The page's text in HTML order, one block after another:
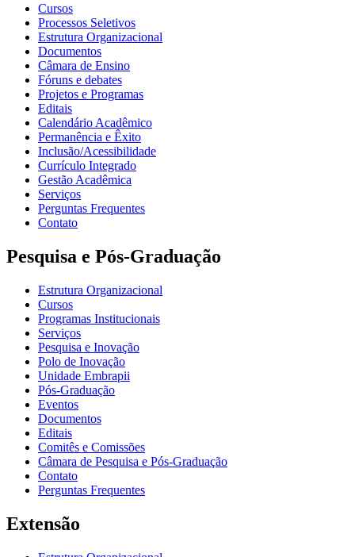
Cursos
Processos Seletivos
Estrutura Organizacional
Documentos
Câmara de Ensino
Fóruns e debates
Projetos e Programas
Editais
Calendário Acadêmico
Permanência e Êxito
Inclusão/Acessibilidade
Currículo Integrado
Gestão Acadêmica
Serviços
Perguntas Frequentes
Contato
Pesquisa e Pós-Graduação
Estrutura Organizacional
Cursos
Programas Institucionais
Serviços
Pesquisa e Inovação
Polo de Inovação
Unidade Embrapii
Pós-Graduação
Eventos
Documentos
Editais
Comitês e Comissões
Câmara de Pesquisa e Pós-Graduação
Contato
Perguntas Frequentes
Extensão